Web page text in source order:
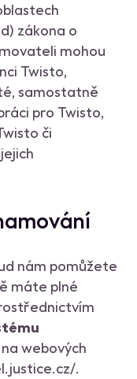
zákona o
mohou
Twisto,
samostatně
pro Twisto,
či
nám pomůžete
máte plné
webových
.